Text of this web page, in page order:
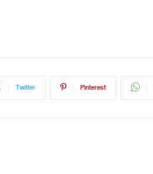
Twitter Pinterest